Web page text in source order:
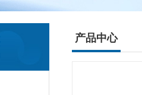
产品中心